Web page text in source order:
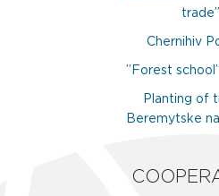
trade”
Chernihiv
”Forest
Planting of
Beremytske